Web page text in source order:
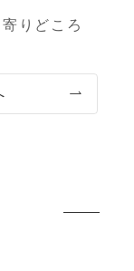
りどころ